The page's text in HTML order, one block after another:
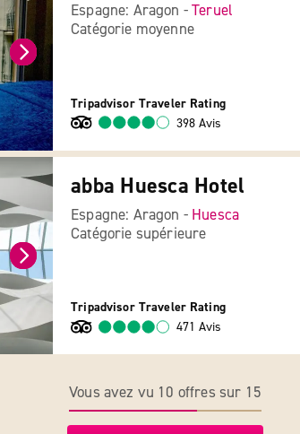
Espagne: Aragon -Teruel
Catégorie moyenne
Tripadvisor Traveler Rating
398 Avis
abba Huesca Hotel
Espagne: Aragon - Huesca
Catégorie supérieure
Tripadvisor Traveler Rating
471 Avis
Vous avez vu 10 offres sur 15